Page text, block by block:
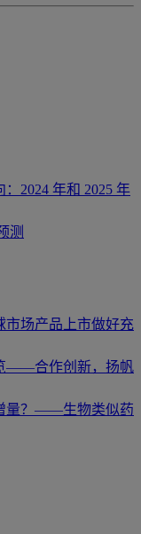
2024 年和 2025 年
测
市场产品上市做好充
——合作创新，扬帆
量？——生物类似药